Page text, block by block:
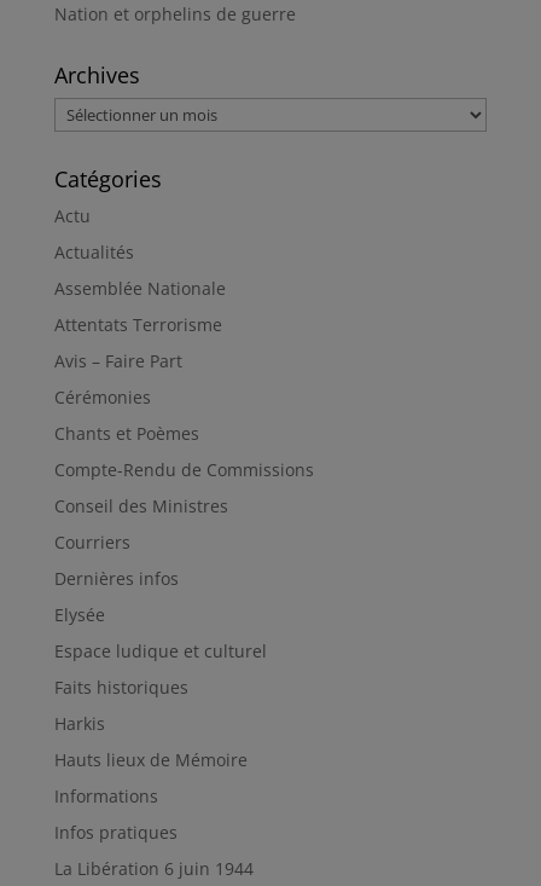
Nation et orphelins de guerre
Archives
Archives
Catégories
Actu
Actualités
Assemblée Nationale
Attentats Terrorisme
Avis – Faire Part
Cérémonies
Chants et Poèmes
Compte-Rendu de Commissions
Conseil des Ministres
Courriers
Dernières infos
Elysée
Espace ludique et culturel
Faits historiques
Harkis
Hauts lieux de Mémoire
Informations
Infos pratiques
La Libération 6 juin 1944